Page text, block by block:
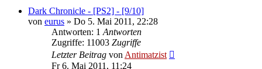
Dark Chronicle - [PS2] - [9/10]
von eurus » Do 5. Mai 2011, 22:28
Antworten: 1 Antworten
Zugriffe: 11003 Zugriffe
Letzter Beitrag von Antimatzist
Fr 6. Mai 2011, 11:24